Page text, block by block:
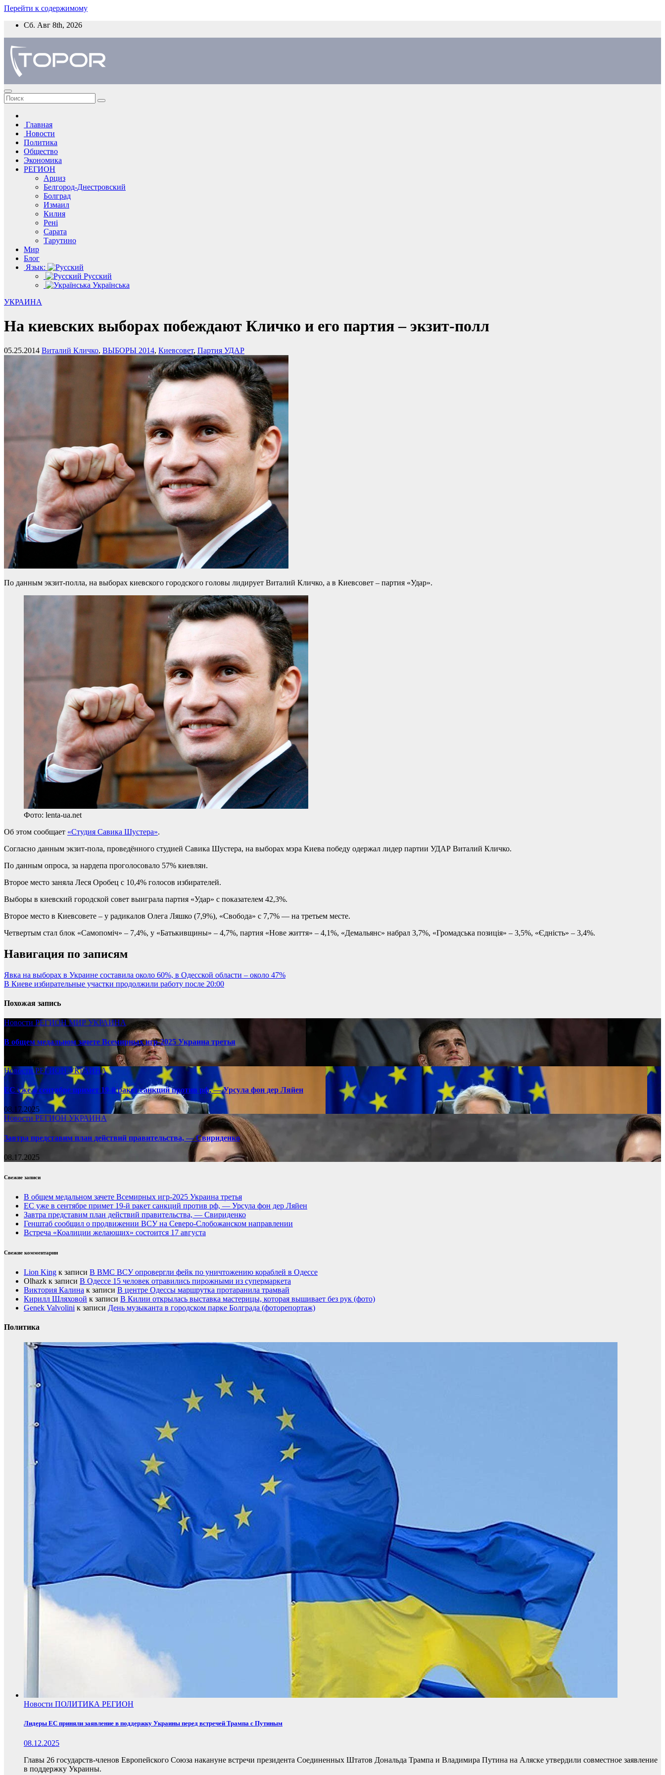
Перейти к содержимому
Сб. Авг 8th, 2026
Главная
Новости
Политика
Общество
Экономика
РЕГИОН
Арциз
Белгород-Днестровский
Болград
Измаил
Килия
Рені
Сарата
Тарутино
Мир
Блог
Язык:
Русский
Українська
УКРАИНА
На киевских выборах побеждают Кличко и его партия – экзит-полл
05.25.2014 Виталий Кличко, ВЫБОРЫ 2014, Киевсовет, Партия УДАР
По данным экзит-полла, на выборах киевского городского головы лидирует Виталий Кличко, а в Киевсовет – партия «Удар».
Фото: lenta-ua.net
Об этом сообщает «Студия Савика Шустера».
Согласно данным экзит-пола, проведённого студией Савика Шустера, на выборах мэра Киева победу одержал лидер партии УДАР Виталий Кличко.
По данным опроса, за нардепа проголосовало 57% киевлян.
Второе место заняла Леся Оробец с 10,4% голосов избирателей.
Выборы в киевский городской совет выиграла партия «Удар» с показателем 42,3%.
Второе место в Киевсовете – у радикалов Олега Ляшко (7,9%), «Свобода» с 7,7% — на третьем месте.
Четвертым стал блок «Самопоміч» – 7,4%, у «Батькивщины» – 4,7%, партия «Нове життя» – 4,1%, «Демальянс» набрал 3,7%, «Громадська позиція» – 3,5%, «Єдність» – 3,4%.
Навигация по записям
Явка на выборах в Украине составила около 60%, в Одесской области – около 47%
В Киеве избирательные участки продолжили работу после 20:00
Похожая запись
Новости РЕГИОНМИР УКРАИНА
В общем медальном зачете Всемирных игр-2025 Украина третья
08.17.2025
НовостиРЕГИОНУКРАИНА
ЕС уже в сентябре примет 19-й ракет санкций против рф, — Урсула фон дер Ляйен
08.17.2025
Новости РЕГИОН УКРАИНА
Завтра представим план действий правительства, — Свириденко
08.17.2025
Свежие записи
В общем медальном зачете Всемирных игр-2025 Украина третья
ЕС уже в сентябре примет 19-й ракет санкций против рф, — Урсула фон дер Ляйен
Завтра представим план действий правительства, — Свириденко
Генштаб сообщил о продвижении ВСУ на Северо-Слобожанском направлении
Встреча «Коалиции желающих» состоится 17 августа
Свежие комментарии
Lion King к записи В ВМС ВСУ опровергли фейк по уничтожению кораблей в Одессе
Olhazk к записи В Одессе 15 человек отравились пирожными из супермаркета
Виктория Калина к записи В центре Одессы маршрутка протаранила трамвай
Кирилл Шляховой к записи В Килии открылась выставка мастерицы, которая вышивает без рук (фото)
Genek Valvolini к записи День музыканта в городском парке Болграда (фоторепортаж)
Политика
Новости ПОЛИТИКА РЕГИОН
Лидеры ЕС приняли заявление в поддержку Украины перед встречей Трампа с Путиным
08.12.2025
Главы 26 государств-членов Европейского Союза накануне встречи президента Соединенных Штатов Дональда Трампа и Владимира Путина на Аляске утвердили совместное заявление
в поддержку Украины.